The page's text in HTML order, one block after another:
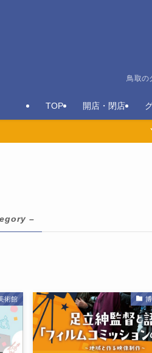
鳥取の
TOP 開店・閉店
–
術館